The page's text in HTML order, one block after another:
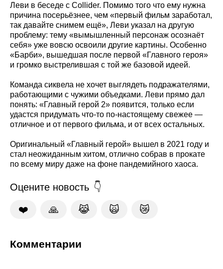
Леви в беседе с Collider. Помимо того что ему нужна
причина посерьёзнее, чем «первый фильм заработал,
так давайте снимем ещё», Леви указал на другую
проблему: тему «вымышленный персонаж осознаёт
себя» уже вовсю освоили другие картины. Особенно
«Барби», вышедшая после первой «Главного героя»
и громко выстрелившая с той же базовой идеей.
Команда сиквела не хочет выглядеть подражателями,
работающими с чужими объедками. Леви прямо дал
понять: «Главный герой 2» появится, только если
удастся придумать что-то по-настоящему свежее —
отличное и от первого фильма, и от всех остальных.
Оригинальный «Главный герой» вышел в 2021 году и
стал неожиданным хитом, отлично собрав в прокате
по всему миру даже на фоне пандемийного хаоса.
Оцените новость
❤️ 🙏 😹 🙀 😿
Комментарии